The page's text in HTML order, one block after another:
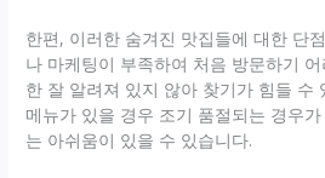
한편, 이러한 숨겨진 맛집들에 대한 단
나 마케팅이 부족하여 처음 방문하기
한 잘 알려져 있지 않아 찾기가 힘들 수
메뉴가 있을 경우 조기 품절되는 경우
는 아쉬움이 있을 수 있습니다.